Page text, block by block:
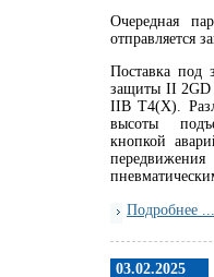
Очередная
отправляется
Поставка под
защиты II
IIB T4(X).
высоты
кнопкой
Подробнее ...
03.02.2025